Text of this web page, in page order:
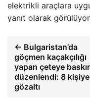
elektrikli araçlara
yanıt olarak
← Bulgaristan’da
göçmen kaçakçılığı
yapan çeteye
düzenlendi: 8 kişiye
gözaltı